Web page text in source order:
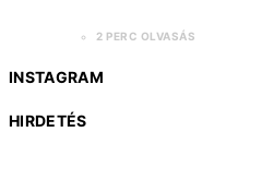
2 PERC OLVASÁS
INSTAGRAM
HIRDETÉS